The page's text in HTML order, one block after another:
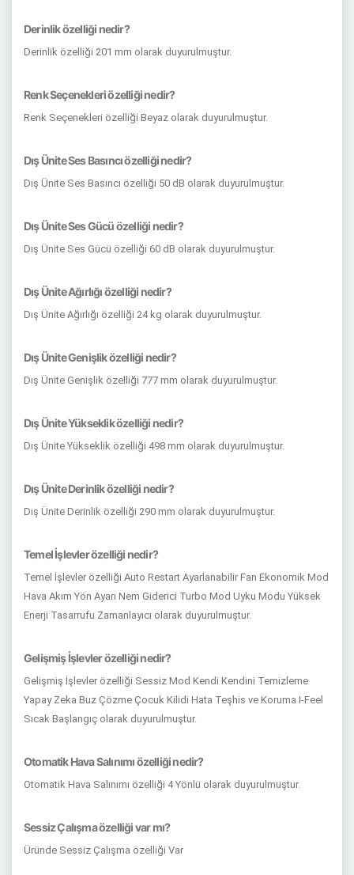
Derinlik özelliği nedir?
Derinlik özelliği 201 mm olarak duyurulmuştur.
Renk Seçenekleri özelliği nedir?
Renk Seçenekleri özelliği Beyaz olarak duyurulmuştur.
Dış Ünite Ses Basıncı özelliği nedir?
Dış Ünite Ses Basıncı özelliği 50 dB olarak duyurulmuştur.
Dış Ünite Ses Gücü özelliği nedir?
Dış Ünite Ses Gücü özelliği 60 dB olarak duyurulmuştur.
Dış Ünite Ağırlığı özelliği nedir?
Dış Ünite Ağırlığı özelliği 24 kg olarak duyurulmuştur.
Dış Ünite Genişlik özelliği nedir?
Dış Ünite Genişlik özelliği 777 mm olarak duyurulmuştur.
Dış Ünite Yükseklik özelliği nedir?
Dış Ünite Yükseklik özelliği 498 mm olarak duyurulmuştur.
Dış Ünite Derinlik özelliği nedir?
Dış Ünite Derinlik özelliği 290 mm olarak duyurulmuştur.
Temel İşlevler özelliği nedir?
Temel İşlevler özelliği Auto Restart Ayarlanabilir Fan Ekonomik Mod
Hava Akım Yön Ayarı Nem Giderici Turbo Mod Uyku Modu Yüksek
Enerji Tasarrufu Zamanlayıcı olarak duyurulmuştur.
Gelişmiş İşlevler özelliği nedir?
Gelişmiş İşlevler özelliği Sessiz Mod Kendi Kendini Temizleme
Yapay Zeka Buz Çözme Çocuk Kilidi Hata Teşhis ve Koruma I-Feel
Sıcak Başlangıç olarak duyurulmuştur.
Otomatik Hava Salınımı özelliği nedir?
Otomatik Hava Salınımı özelliği 4 Yönlü olarak duyurulmuştur.
Sessiz Çalışma özelliği var mı?
Üründe Sessiz Çalışma özelliği Var